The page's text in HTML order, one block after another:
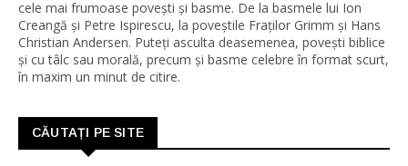
cele mai frumoase povești și basme. De la basmele lui Ion
Creangă și Petre Ispirescu, la poveștile Fraților Grimm și Hans
Christian Andersen. Puteți asculta deasemenea, povești biblice
și cu tâlc sau morală, precum și basme celebre în format scurt,
în maxim un minut de citire.
CĂUTAȚI PE SITE